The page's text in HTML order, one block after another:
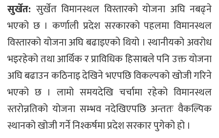
सुर्खेत: सुर्खेत विमानस्थल विस्तारको योजना अघि नबढ्ने
भएको छ । कर्णाली प्रदेश सरकारको पहलमा विमानस्थल
विस्तारको योजना अघि बढाइएको थियो । स्थानीयको अवरोध
भइरहेको तथा आर्थिक र प्राविधिक हिसाबले पनि उक्त योजना
अघि बढाउन कठिनाइ देखिने भएपछि विकल्पको खोजी गरिने
भएको छ । लामो समयदेखि चर्चामा रहेको विमानस्थल
स्तरोन्नतिको योजना सम्भव नदेखिएपछि अन्ततः वैकल्पिक
स्थानको खोजी गर्ने निश्कर्षमा प्रदेश सरकार पुगेको हो ।